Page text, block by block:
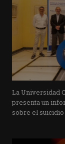
La Universidad
presenta un
sobre el suicidio